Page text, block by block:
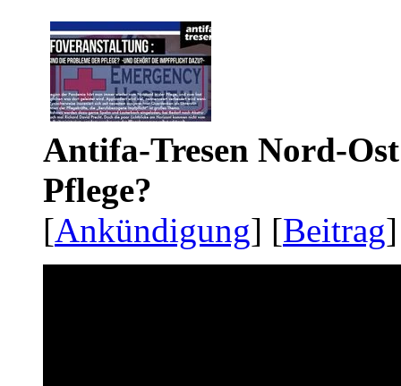
Antifa-Tresen Nord-
Pflege?
[Ankündigung] [Beitrag